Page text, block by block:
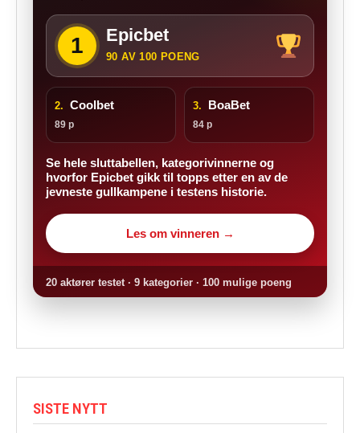
1 Epicbet
90 AV 100 POENG
2. Coolbet
89 p
3. BoaBet
84 p
Se hele sluttabellen, kategorivinnerne og
hvorfor Epicbet gikk til topps etter en av de
jevneste gullkampene i testens historie.
Les om vinneren →
20 aktører testet · 9 kategorier · 100 mulige poeng
SISTE NYTT